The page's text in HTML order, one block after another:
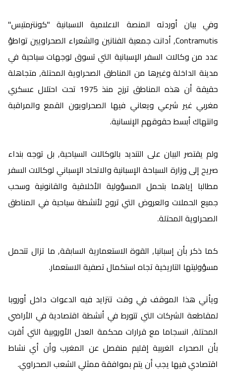
وفي بيان أوردته المنصة الاعلامية الاسبانية "كونترمتيس"
Contramutis, أدانت جمعية الفنانين والشعراء الصحراويين تواطؤ
عدد من وكالات السفر الإسبانية التي تسوق لوجهات سياحية في
مدينة الداخلة وغيرها من المناطق الصحراوية المحتلة, متجاهلة
حقيقة أن هذه المناطق ترزح منذ 1975 تحت احتلال عسكري
مغربي غير شرعي ويعاني فيها الصحراويون القمع والمراقبة
وانتهاك أبسط حقوقهم الإنسانية.
ولم يقتصر البيان على التنديد بالوكالات السياحية, بل توجه بنداء
صريح إلى وزارة السياحة الإسبانية والاتحاد الإسباني لوكالات السفر
مطالبا إياهما بتحمل المسؤولية الأخلاقية والقانونية وسحب
جميع الحملات والعروض التي تروج لأنشطة سياحية في المناطق
الصحراوية المحتلة.
كما ذكر بأن إسبانيا, القوة الاستعمارية السابقة, ما تزال تتحمل
مسؤوليتها التاريخية تجاه استكمال تصفية الاستعمار.
ويأتي هذا الموقف في وقت تتزايد فيه الدعوات داخل أوروبا
لمقاطعة الشركات التي تتورط في أنشطة اقتصادية في الأراضي
المحتلة, انسجاما مع قرارات محكمة العدل الأوروبية التي أقرت
بأن الصحراء الغربية إقليم منفصل عن المغرب وأن أي نشاط
اقتصادي فيها يجب أن يتم بموافقة ممثلي الشعب الصحراوي.